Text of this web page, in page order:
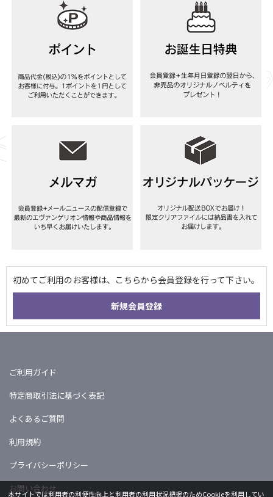
ご利用ガイド
特定商取引法に基づく表記
よくあるご質問
利用規約
プライバシーポリシー
お問い合わせ
本サイトでは利用者の利便性向上と利用者の利用状況把握のためCookieを利用してい